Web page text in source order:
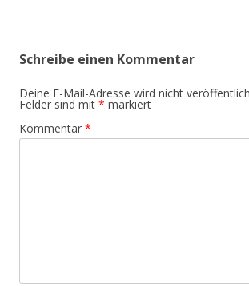
Schreibe einen Kommentar
Deine E-Mail-Adresse wird nicht
Felder sind mit * markiert
Kommentar *